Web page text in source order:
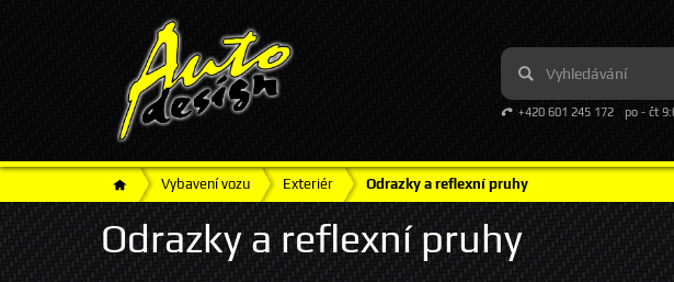
+420 601 245 172 po - čt
Vybavení vozu Exteriér Odrazky a reflexní pruhy
Odrazky a reflexní pruhy